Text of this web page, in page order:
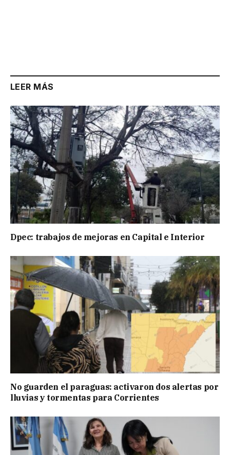
LEER MÁS
Dpec: trabajos de mejoras en Capital e Interior
No guarden el paraguas: activaron dos alertas por
lluvias y tormentas para Corrientes